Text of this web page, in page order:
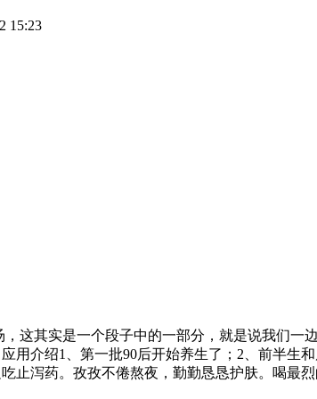
15:23
这其实是一个段子中的一部分，就是说我们一
用介绍1、第一批90后开始养生了；2、前半生
止泻药。孜孜不倦熬夜，勤勤恳恳护肤。喝最烈